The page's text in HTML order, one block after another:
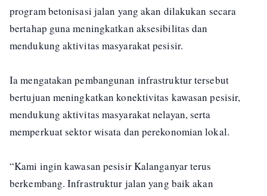
program betonisasi jalan yang akan dilakukan secara
bertahap guna meningkatkan aksesibilitas dan
mendukung aktivitas masyarakat pesisir.
Ia mengatakan pembangunan infrastruktur tersebut
bertujuan meningkatkan konektivitas kawasan pesisir,
mendukung aktivitas masyarakat nelayan, serta
memperkuat sektor wisata dan perekonomian lokal.
“Kami ingin kawasan pesisir Kalanganyar terus
berkembang. Infrastruktur jalan yang baik akan